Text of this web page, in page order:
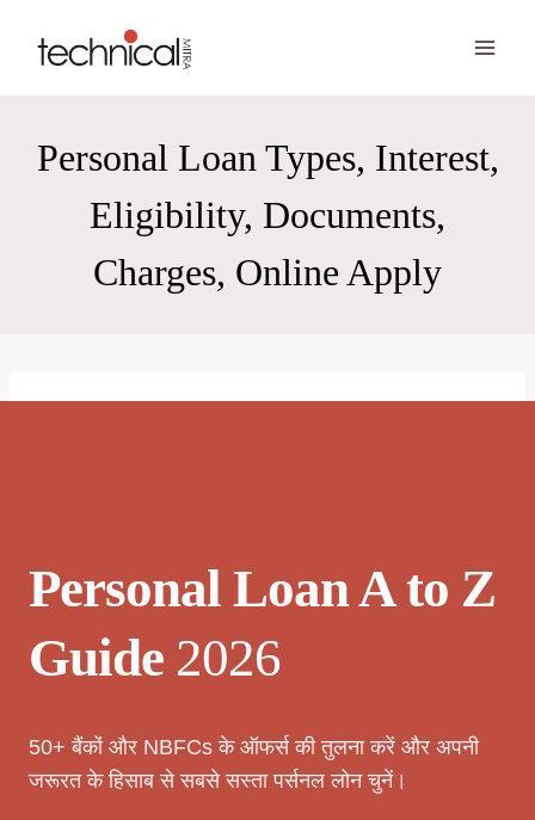
Personal Loan Types, Interest,
Eligibility, Documents,
Charges, Online Apply
Personal Loan A to Z
Guide 2026
50+ बैंकों और NBFCs के ऑफर्स की तुलना करें और अपनी
जरूरत के हिसाब से सबसे सस्ता पर्सनल लोन चुनें।